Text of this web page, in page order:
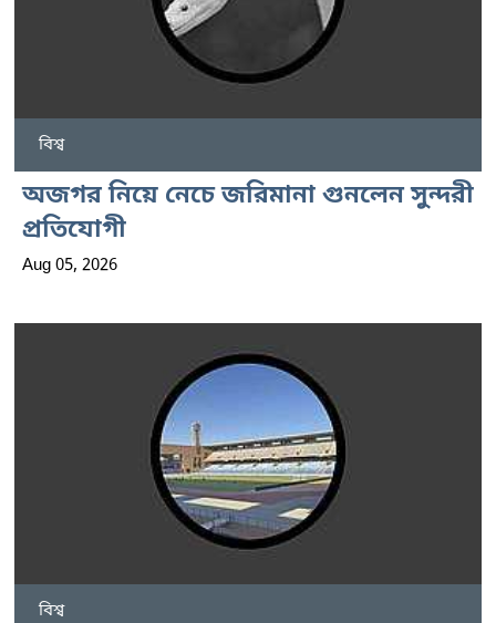
বিশ্ব
অজগর নিয়ে নেচে জরিমানা গুনলেন সুন্দরী
প্রতিযোগী
Aug 05, 2026
বিশ্ব